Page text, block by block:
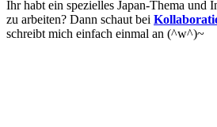
Ihr habt ein spezielles Japan-Thema und
zu arbeiten? Dann schaut bei
schreibt mich einfach einmal an (^w^)~